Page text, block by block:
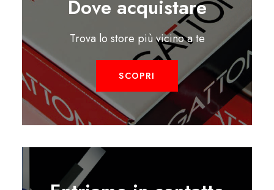
Dove acquistare
Trova lo store più vicino a te
SCOPRI